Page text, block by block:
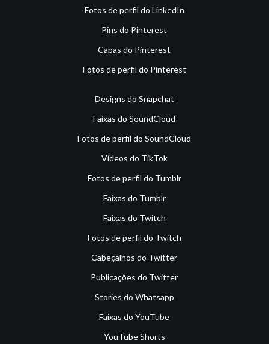
Fotos de perfil do LinkedIn
Pins do Pinterest
Capas do Pinterest
Fotos de perfil do Pinterest
Designs do Snapchat
Faixas do SoundCloud
Fotos de perfil do SoundCloud
Vídeos do TikTok
Fotos de perfil do Tumblr
Faixas do Tumblr
Faixas do Twitch
Fotos de perfil do Twitch
Cabeçalhos do Twitter
Publicações do Twitter
Stories do Whatsapp
Faixas do YouTube
YouTube Shorts